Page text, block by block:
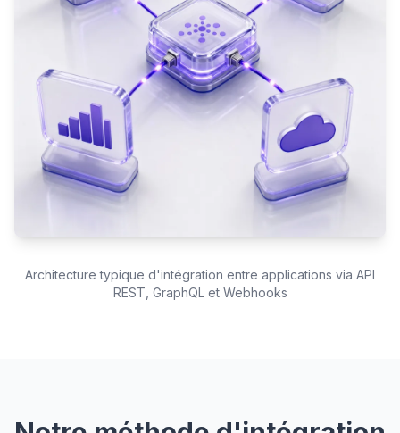
Architecture typique d'intégration entre applications via API
REST, GraphQL et Webhooks